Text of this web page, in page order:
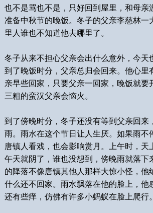
也不是骂也不是，只好回到屋里，和母亲
准备中秋节的晚饭。冬子的父亲李慈林一
里人谁也不知道他去哪里了。
冬子从来不担心父亲会出什么意外，今天
到了晚饭时分，父亲总归会回来。他心里
亲早些回家，只要父亲一回家，晚饭就要
三粗的蛮汉父亲会恼火。
到了傍晚时分，冬子还没有等到父亲回来
雨。雨水在这个节日让人生厌。如果雨不
唐镇人看戏，也会影响赏月。上午时，天
午天就阴了，谁也没想到，傍晚雨就落下
的降落不像唐镇其他人那样大惊小怪，他
什么还不回家。雨水飘落在他的脸上，他
还有些痒，仿佛有许多小蚂蚁在脸上爬行。